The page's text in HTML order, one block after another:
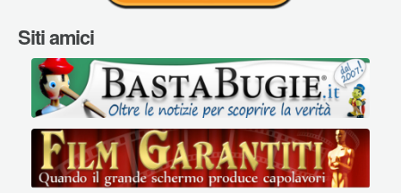
Siti amici